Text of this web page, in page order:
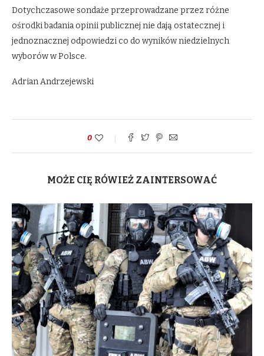
Dotychczasowe sondaże przeprowadzane przez różne
ośrodki badania opinii publicznej nie dają ostatecznej i
jednoznacznej odpowiedzi co do wyników niedzielnych
wyborów w Polsce.
Adrian Andrzejewski
0
MOŻE CIĘ RÓWIEŻ ZAINTERSOWAĆ